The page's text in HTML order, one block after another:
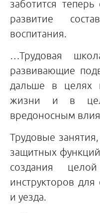
заботится
развитие
воспитания.
…Трудовая
развивающие
дальше в целях
жизни и в
вредоносным
Трудовые
защитных
создания
инструкторов
и уезда.